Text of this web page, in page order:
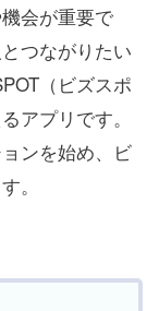
会が重要で
つながりたい
（ビズスポ
アプリです。
ンを始め、ビ
。